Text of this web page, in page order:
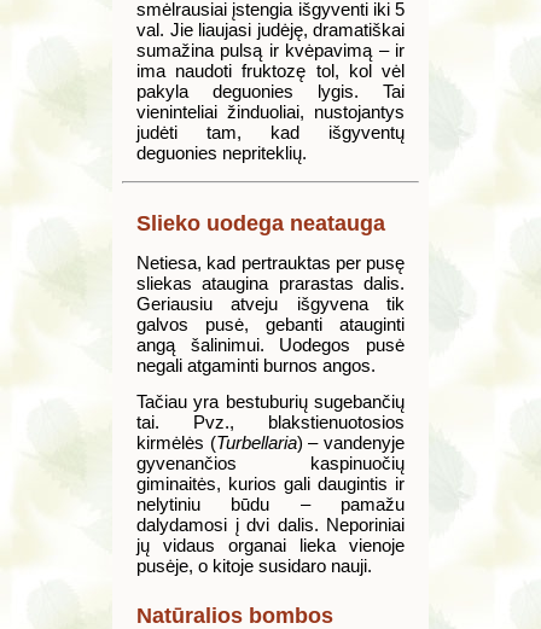
smėlrausiai įstengia išgyventi iki 5
val. Jie liaujasi judėję, dramatiškai
sumažina pulsą ir kvėpavimą – ir
ima naudoti fruktozę tol, kol vėl
pakyla deguonies lygis. Tai
vieninteliai žinduoliai, nustojantys
judėti tam, kad išgyventų
deguonies nepriteklių.
Slieko uodega neatauga
Netiesa, kad pertrauktas per pusę
sliekas ataugina prarastas dalis.
Geriausiu atveju išgyvena tik
galvos pusė, gebanti atauginti
angą šalinimui. Uodegos pusė
negali atgaminti burnos angos.
Tačiau yra bestuburių sugebančių
tai. Pvz., blakstienuotosios
kirmėlės (Turbellaria) – vandenyje
gyvenančios kaspinuočių
giminaitės, kurios gali daugintis ir
nelytiniu būdu – pamažu
dalydamosi į dvi dalis. Neporiniai
jų vidaus organai lieka vienoje
pusėje, o kitoje susidaro nauji.
Natūralios bombos